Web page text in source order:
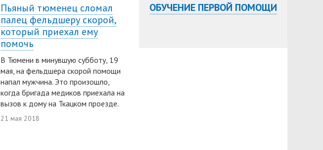
Пьяный тюменец сломал
палец фельдшеру скорой,
который приехал ему
помочь
В Тюмени в минувшую субботу, 19
мая, на фельдшера скорой помощи
напал мужчина. Это произошло,
когда бригада медиков приехала на
вызов к дому на Ткацком проезде.
21 мая 2018
ОБУЧЕНИЕ ПЕРВОЙ ПОМОЩИ